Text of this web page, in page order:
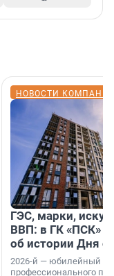
НОВОСТИ
ГЭС, марки,
ВВП: в ГК «ПСК»
об истории Дня
2026-й — юбилейный
профессионального